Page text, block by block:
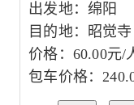
出发地：绵阳
目的地：昭觉寺
价格：60.00元/
包车价格：